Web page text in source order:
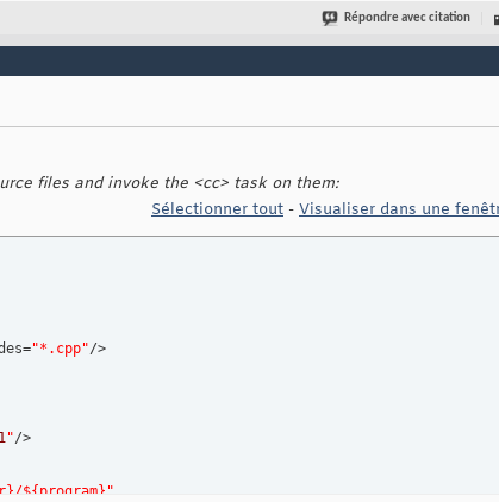
);
-->
>
Répondre avec citation
files and invoke the <cc> task on them:
Sélectionner tout - Visualiser dans une
"*.cpp"/>
"/>
${program}"